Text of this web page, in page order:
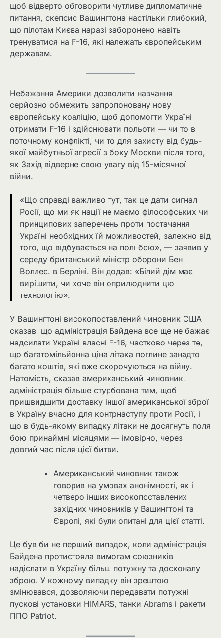
щоб відверто обговорити чутливе дипломатичне
питання, скепсис Вашингтона настільки глибокий,
що пілотам Києва наразі заборонено навіть
тренуватися на F-16, які належать європейським
державам.
Небажання Америки дозволити навчання
серйозно обмежить запропоновану нову
європейську коаліцію, щоб допомогти Україні
отримати F-16 і здійснювати польоти — чи то в
поточному конфлікті, чи то для захисту від будь-
якої майбутньої агресії з боку Москви після того,
як Захід відверне свою увагу від 15-місячної
війни.
«Що справді важливо тут, так це дати сигнал
Росії, що ми як нації не маємо філософських чи
принципових заперечень проти постачання
Україні необхідних їй можливостей, залежно від
того, що відбувається на полі бою», — заявив у
середу британський міністр оборони Бен
Воллес. в Берліні. Він додав: «Білий дім має
вирішити, чи хоче він оприлюднити цю
технологію».
У Вашингтоні високопоставлений чиновник США
сказав, що адміністрація Байдена все ще не бажає
надсилати Україні власні F-16, частково через те,
що багатомільйонна ціна літака поглине занадто
багато коштів, які вже скорочуються на війну.
Натомість, сказав американський чиновник,
адміністрація більше стурбована тим, щоб
пришвидшити доставку іншої американської зброї
в Україну вчасно для контрнаступу проти Росії, і
що в будь-якому випадку літаки не досягнуть поля
бою принаймні місяцями — імовірно, через
довгий час після цієї битви.
Американський чиновник також
говорив на умовах анонімності, як і
четверо інших високопоставлених
західних чиновників у Вашингтоні та
Європі, які були опитані для цієї статті.
Це був би не перший випадок, коли адміністрація
Байдена протистояла вимогам союзників
надіслати в Україну більш потужну та досконалу
зброю. У кожному випадку він зрештою
змінювався, дозволяючи передавати потужні
пускові установки HIMARS, танки Abrams і ракети
ППО Patriot.